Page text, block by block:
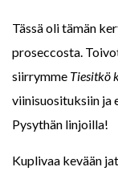
Tässä oli tämän
proseccosta.
siirrymme Tiesitkö
viinisuosituksiin ja
Pysythän linjoilla!
Kuplivaa kevään